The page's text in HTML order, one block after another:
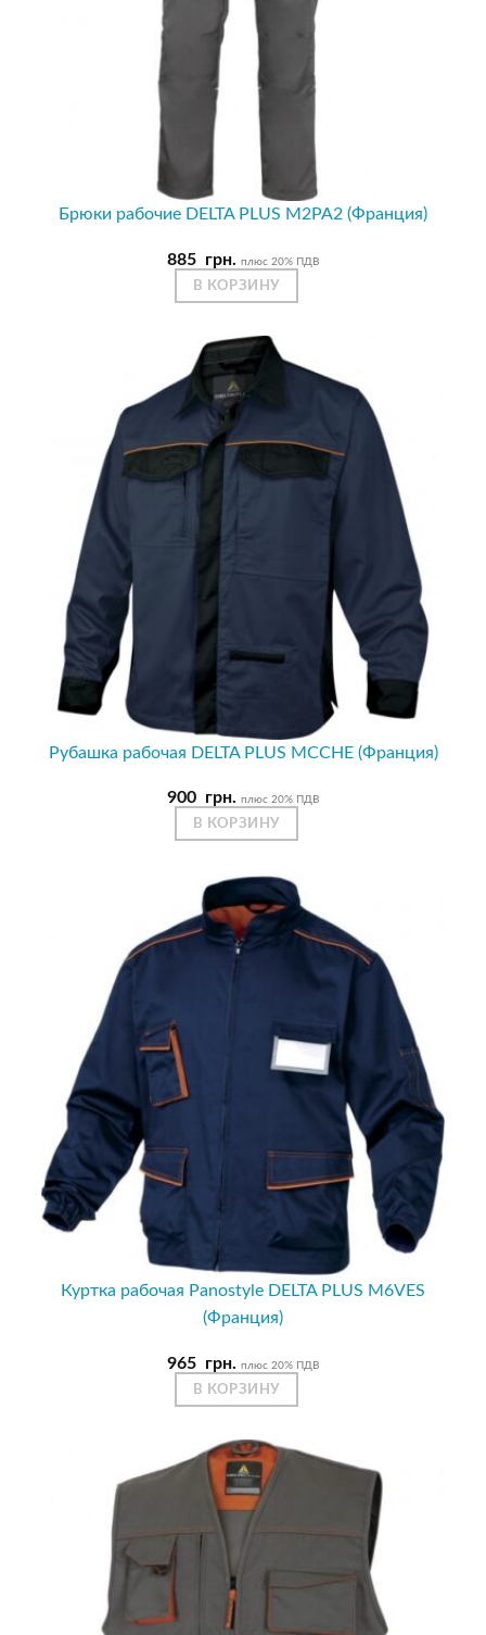
Брюки рабочие DELTA PLUS M2PA2 (Франция)
885 грн. плюс 20% ПДВ
В КОРЗИНУ
Рубашка рабочая DELTA PLUS MCCHE (Франция)
900 грн. плюс 20% ПДВ
В КОРЗИНУ
Куртка рабочая Panostyle DELTA PLUS M6VES
(Франция)
965 грн. плюс 20% ПДВ
В КОРЗИНУ